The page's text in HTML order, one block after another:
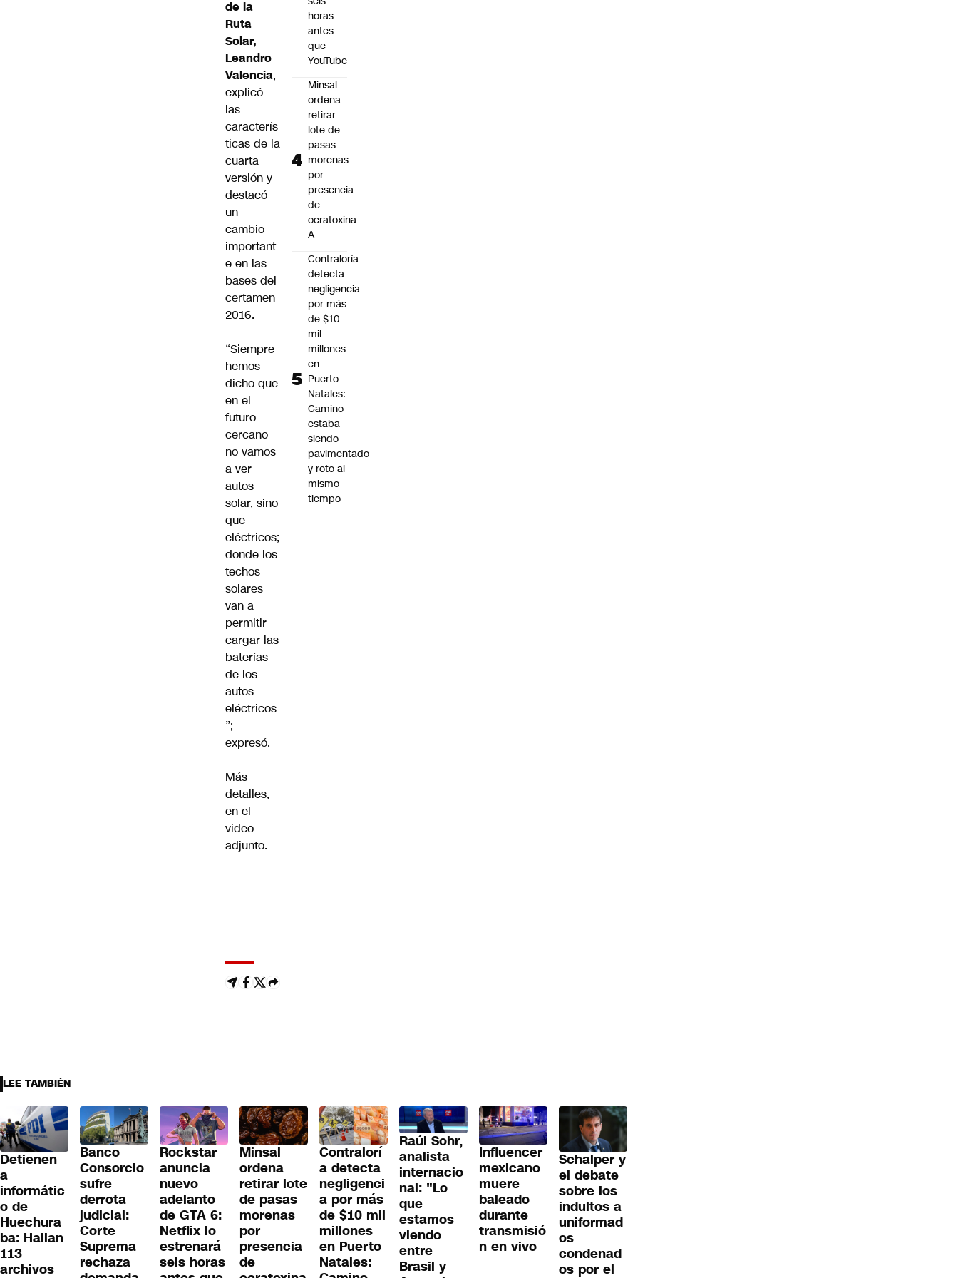
de la
Ruta
Solar,
Leandro
Valencia,
explicó
las
caracterís
ticas de la
cuarta
versión y
destacó
un
cambio
important
e en las
bases del
certamen
2016.
“Siempre
hemos
dicho que
en el
futuro
cercano
no vamos
a ver
autos
solar, sino
que
eléctricos;
donde los
techos
solares
van a
permitir
cargar las
baterías
de los
autos
eléctricos
”;
expresó.
Más
detalles,
en el
video
adjunto.
horas
antes
que
YouTube
Minsal
ordena
retirar
lote de
pasas
morenas
por
presencia
de
ocratoxina
A
Contraloría
detecta
negligencia
por más
de $10
mil
millones
en
Puerto
Natales:
Camino
estaba
siendo
pavimentado
y roto al
mismo
tiempo
LEE TAMBIÉN
Detienen
a
informátic
o de
Huechura
ba: Hallan
113
archivos
Banco
Consorcio
sufre
derrota
judicial:
Corte
Suprema
rechaza
Rockstar
anuncia
nuevo
adelanto
de GTA 6:
Netflix lo
estrenará
seis horas
Minsal
ordena
retirar lote
de pasas
morenas
por
presencia
de
Contralorí
a detecta
negligenci
a por más
de $10 mil
millones
en Puerto
Natales:
Raúl Sohr,
analista
internacio
nal: "Lo
que
estamos
viendo
entre
Brasil y
Influencer
mexicano
muere
baleado
durante
transmisió
n en vivo
Schalper y
el debate
sobre los
indultos a
uniformad
os
condenad
os por el